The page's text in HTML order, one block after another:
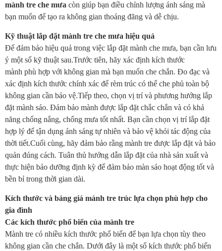
mành tre che mưa còn giúp bạn điều chỉnh lượng ánh sáng mà
bạn muốn để tạo ra không gian thoáng đãng và dễ chịu.
Kỹ thuật lắp đặt mành tre che mưa hiệu quả
Để đảm bảo hiệu quả trong việc lắp đặt mành che mưa, bạn cần lưu
ý một số kỹ thuật sau.Trước tiên, hãy xác định kích thước
mành phù hợp với không gian mà bạn muốn che chắn. Đo đạc và
xác định kích thước chính xác để rèm trúc có thể che phủ toàn bộ
không gian cần bảo vệ.Tiếp theo, chọn vị trí và phương hướng lắp
đặt mành sáo. Đảm bảo mành được lắp đặt chắc chắn và có khả
năng chống nắng, chống mưa tốt nhất. Bạn cần chọn vị trí lắp đặt
hợp lý để tận dụng ánh sáng tự nhiên và bảo vệ khỏi tác động của
thời tiết.Cuối cùng, hãy đảm bảo rằng mành tre được lắp đặt và bảo
quản đúng cách. Tuân thủ hướng dẫn lắp đặt của nhà sản xuất và
thực hiện bảo dưỡng định kỳ để đảm bảo màn sáo hoạt động tốt và
bền bỉ trong thời gian dài.
Kích thước và bảng giá mành tre trúc lựa chọn phù hợp cho
gia đình
Các kích thước phổ biến của mành tre
Mành tre có nhiều kích thước phổ biến để bạn lựa chọn tùy theo
không gian cần che chắn. Dưới đây là một số kích thước phổ biến